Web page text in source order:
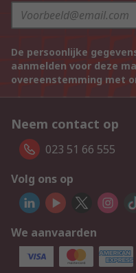
De persoonlijke
aanmelden voor deze
overeenstemming met
Neem contact op
023 51 66 555
Volg ons op
We aanvaarden